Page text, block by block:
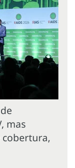
mas
cobertura,